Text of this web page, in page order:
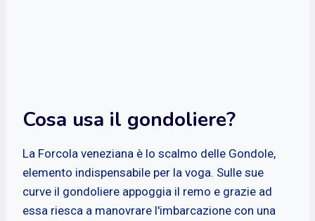
Cosa usa il gondoliere?
La Forcola veneziana è lo scalmo delle Gondole,
elemento indispensabile per la voga. Sulle sue
curve il gondoliere appoggia il remo e grazie ad
essa riesca a manovrare l'imbarcazione con una